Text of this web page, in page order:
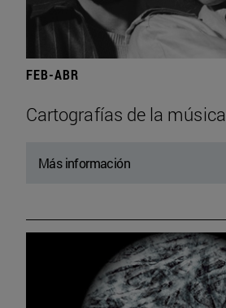
FEB-ABR
Cartografías de la música
Más información